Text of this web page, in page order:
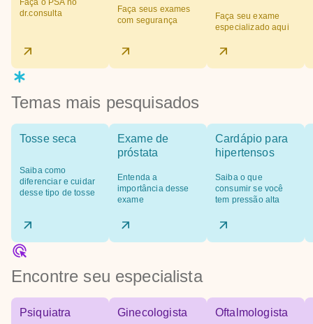
Faça o PSA no
dr.consulta
Faça seus exames
com segurança
Faça seu exame
especializado aqui
Temas mais pesquisados
Tosse seca
Saiba como
diferenciar e cuidar
desse tipo de tosse
Exame de
próstata
Entenda a
importância desse
exame
Cardápio para
hipertensos
Saiba o que
consumir se você
tem pressão alta
Encontre seu especialista
Psiquiatra Ginecologista Oftalmologista